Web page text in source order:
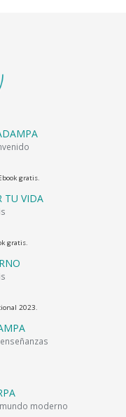
TU VIDA
moderno